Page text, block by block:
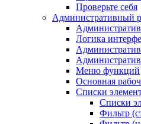
Проверьте себя
Административный
Логика
Меню функций
Основная
Списки
Списки
Фильтр